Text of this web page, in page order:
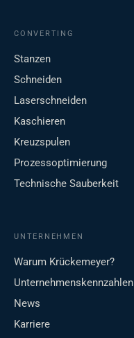
CONVERTING
Stanzen
Schneiden
Laserschneiden
Kaschieren
Kreuzspulen
Prozessoptimierung
Technische Sauberkeit
UNTERNEHMEN
Warum Krückemeyer?
Unternehmenskennzahlen
News
Karriere